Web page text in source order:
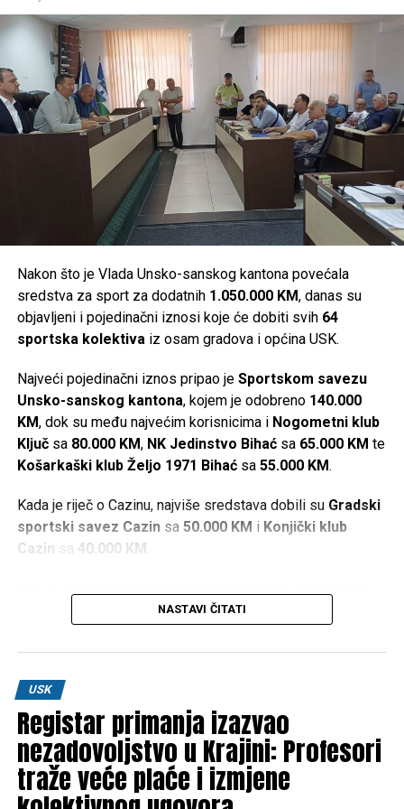
sanskog kantona.
Share Post
Share
Tweet Share
Mail
Nakon što je Vlada Unsko-sanskog kantona povećala
sredstva za sport za dodatnih 1.050.000 KM, danas su
objavljeni i pojedinačni iznosi koje će dobiti svih 64
sportska kolektiva iz osam gradova i općina USK.
Najveći pojedinačni iznos pripao je Sportskom savezu
Unsko-sanskog kantona, kojem je odobreno 140.000
KM, dok su među najvećim korisnicima i Nogometni klub
Ključsa 80.000 KM, NK Jedinstvo Bihaćsa 65.000 KM te
Košarkaški klub Željo 1971 Bihaćsa 55.000 KM.
Kada je riječ o Cazinu, najviše sredstava dobili su Gradski
sportski savez Cazinsa 50.000 KM i Konjički klub
Cazin sa 40.000 KM
iznosa, u dostupnim informacijama nisu navedeni kriteriji
pojedini sportski kolektiv.
Najveći pojedinačni iznosi
Sportski savez USK –140.000 KM
Nogometni klub “Ključ” –80.000 KM
Nogometni klub “Jedinstvo” Bihać –
NASTAVI ČITATI
USK
Registar primanja izazvao
nezadovoljstvo u Krajini: Profesori
traže veće plaće i izmjene